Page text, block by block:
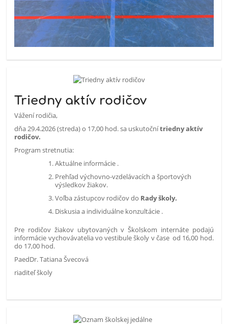
Triedny aktív rodičov
Vážení rodičia,
dňa 29.4.2026 (streda) o 17,00 hod. sa uskutočnítriedny aktív
rodičov.
Program stretnutia:
Aktuálne informácie .
Prehľad výchovno-vzdelávacích a športových
výsledkov žiakov.
Voľba zástupcov rodičov do Rady školy.
Diskusia a individuálne konzultácie .
Pre rodičov žiakov ubytovaných v Školskom internáte podajú
informácie vychovávatelia vo vestibule školy v čase od 16,00 hod.
do 17,00 hod.
PaedDr. Tatiana Švecová
riaditeľ školy